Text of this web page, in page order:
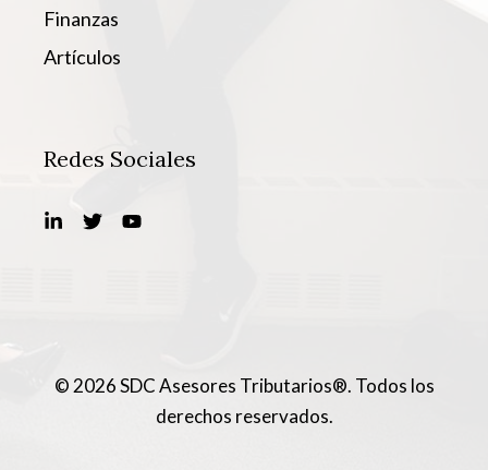
Finanzas
Artículos
Redes Sociales
© 2026 SDC Asesores Tributarios®. Todos los
derechos reservados.